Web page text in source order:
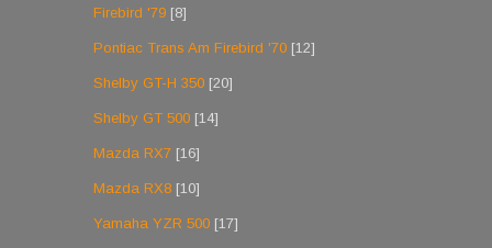
Firebird '79 [8]
Pontiac Trans Am Firebird '70 [12]
Shelby GT-H 350 [20]
Shelby GT 500 [14]
Mazda RX7 [16]
Mazda RX8 [10]
Yamaha YZR 500 [17]